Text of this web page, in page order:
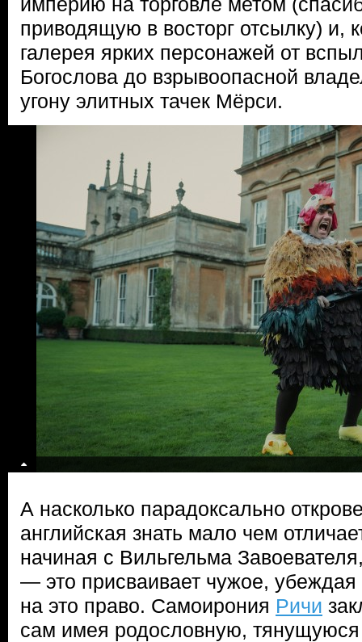
приводящую в восторг отсылку) и,
галерея ярких персонажей от
Богослова до взрывоопасной
угону элитных тачек Мёрси.
А насколько парадоксально
английская знать мало чем
начиная с Вильгельма
— это присваивает чужое, убеждая
на это право. Самоирония Ричи
сам имея родословную,